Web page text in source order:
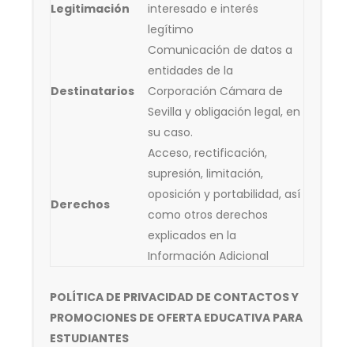
Legitimación
interesado e interés
legítimo
Destinatarios
Comunicación de datos a
entidades de la
Corporación Cámara de
Sevilla y obligación legal, en
su caso.
Derechos
Acceso, rectificación,
supresión, limitación,
oposición y portabilidad, así
como otros derechos
explicados en la
Información Adicional
POLÍTICA DE PRIVACIDAD DE CONTACTOS Y
PROMOCIONES DE OFERTA EDUCATIVA PARA
ESTUDIANTES